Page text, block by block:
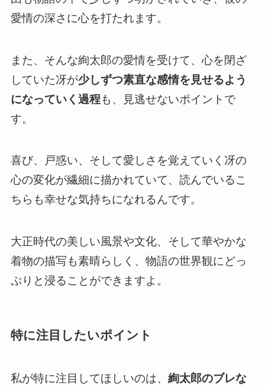
愛情の深さに心を打たれます。
また、そんな絢太郎の愛情を受けて、心を閉ざ
していた冴が少しずつ素直な感情を見せるよう
になっていく過程も、見逃せないポイントで
す。
喜び、戸惑い、そして愛しさを覚えていく冴の
心の変化が繊細に描かれていて、読んでいるこ
ちらも幸せな気持ちになれるんです。
大正時代の美しい風景や文化、そして華やかな
着物の描写も素晴らしく、物語の世界観にどっ
ぷりと浸ることができますよ。
特に注目したいポイント
私が特に注目してほしいのは、 絢太郎のブレな